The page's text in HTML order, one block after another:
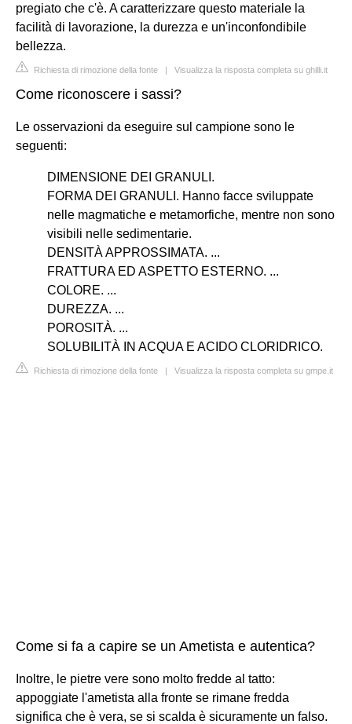
pregiato che c'è. A caratterizzare questo materiale la
facilità di lavorazione, la durezza e un'inconfondibile
bellezza.
Richiesta di rimozione della fonte | Visualizza la risposta completa su ghilli.it
Come riconoscere i sassi?
Le osservazioni da eseguire sul campione sono le
seguenti:
DIMENSIONE DEI GRANULI.
FORMA DEI GRANULI. Hanno facce sviluppate
nelle magmatiche e metamorfiche, mentre non sono
visibili nelle sedimentarie.
DENSITÀ APPROSSIMATA. ...
FRATTURA ED ASPETTO ESTERNO. ...
COLORE. ...
DUREZZA. ...
POROSITÀ. ...
SOLUBILITÀ IN ACQUA E ACIDO CLORIDRICO.
Richiesta di rimozione della fonte | Visualizza la risposta completa su gmpe.it
Come si fa a capire se un Ametista e autentica?
Inoltre, le pietre vere sono molto fredde al tatto:
appoggiate l'ametista alla fronte se rimane fredda
significa che è vera, se si scalda è sicuramente un falso.